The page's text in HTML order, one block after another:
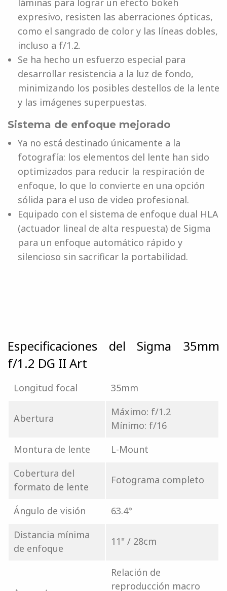
láminas para lograr un efecto bokeh
expresivo, resisten las aberraciones ópticas,
como el sangrado de color y las líneas dobles,
incluso a f/1.2.
Se ha hecho un esfuerzo especial para
desarrollar resistencia a la luz de fondo,
minimizando los posibles destellos de la lente
y las imágenes superpuestas.
Sistema de enfoque mejorado
Ya no está destinado únicamente a la
fotografía: los elementos del lente han sido
optimizados para reducir la respiración de
enfoque, lo que lo convierte en una opción
sólida para el uso de video profesional.
Equipado con el sistema de enfoque dual HLA
(actuador lineal de alta respuesta) de Sigma
para un enfoque automático rápido y
silencioso sin sacrificar la portabilidad.
Especificaciones del Sigma 35mm
f/1.2 DG II Art
Longitud focal 35mm
Abertura
Máximo: f/1.2
Mínimo: f/16
Montura de lente
L-Mount
Cobertura del
formato de lente
Fotograma completo
Ángulo de visión
63.4°
Distancia mínima
de enfoque
11" / 28cm
Relación de
reproducción macro